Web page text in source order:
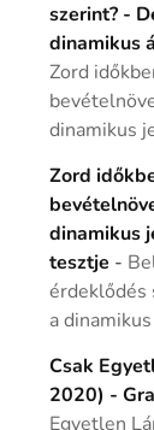
szerint? -
dinamikus
Zord
dinamikus
Zord
dinamikus
tesztje -
érdeklődés
a
Csak
2020) -
Egyetlen